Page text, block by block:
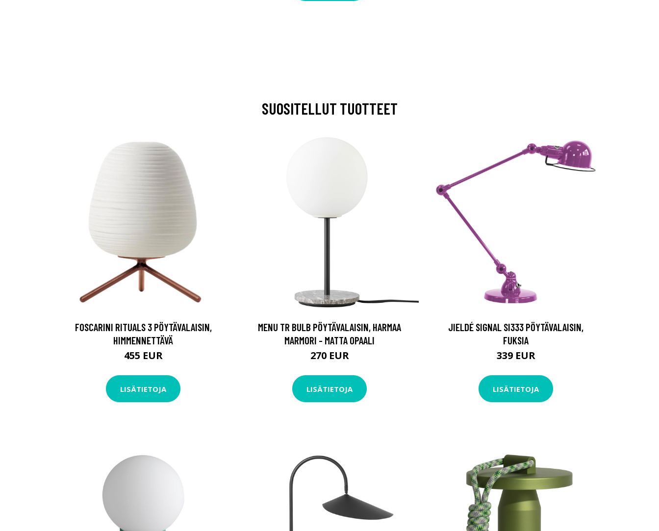
SUOSITELLUT TUOTTEET
FOSCARINI RITUALS 3 PÖYTÄVALAISIN,
HIMMENNETTÄVÄ
455 EUR
LISÄTIETOJA
MENU TR BULB PÖYTÄVALAISIN, HARMAA
MARMORI - MATTA OPAALI
270 EUR
LISÄTIETOJA
JIELDÉ SIGNAL SI333 PÖYTÄVALAISIN,
FUKSIA
339 EUR
LISÄTIETOJA